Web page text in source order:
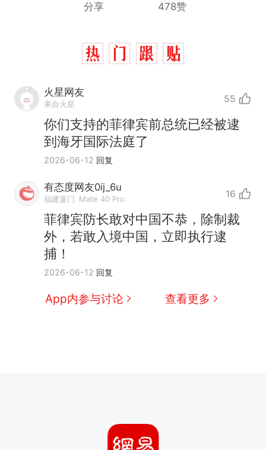
分享 478赞
火星网友
来自火星 55
你们支持的菲律宾前总统已经被逮
到海牙国际法庭了
2026-06-12 回复
有态度网友0ij_6u
福建厦门 Mate 40 Pro 16
菲律宾防长敢对中国不恭，除制裁
外，若敢入境中国，立即执行逮
捕！
2026-06-12 回复
App内参与讨论 查看更多